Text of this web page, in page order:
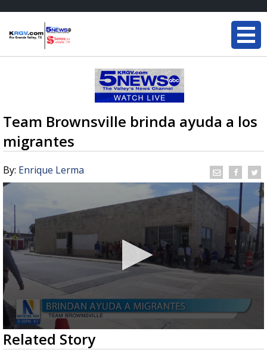
Team Brownsville brinda ayuda a los
migrantes
By: Enrique Lerma
0
seconds
Related Story